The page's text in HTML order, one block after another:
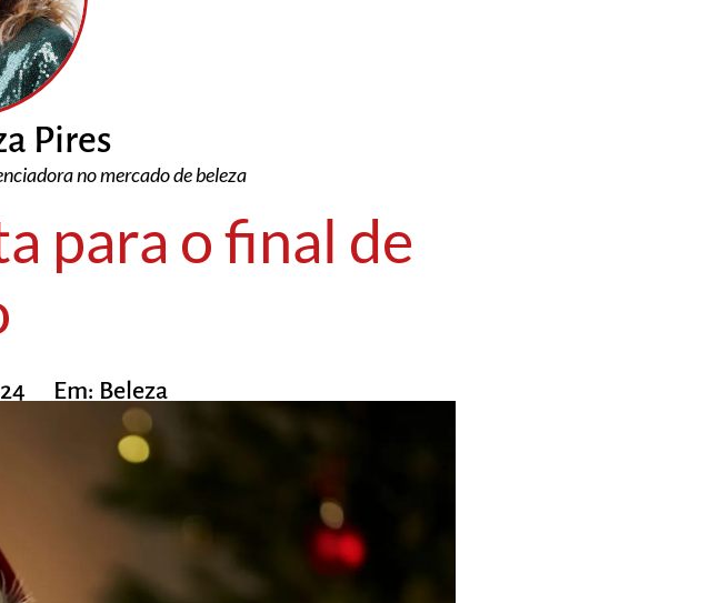
Pires
no mercado de beleza
para o final de
Em: Beleza